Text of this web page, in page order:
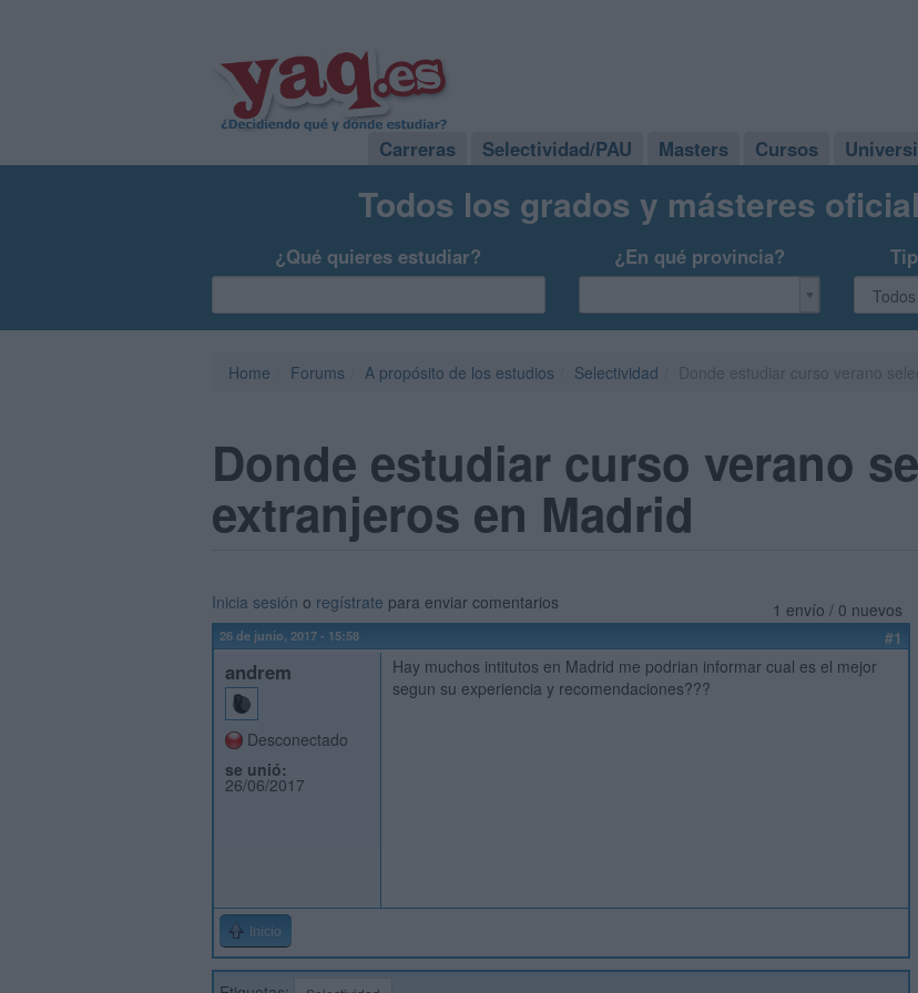
Carreras Selectividad/PAU Masters Cursos
Todos los grados y másteres
¿Qué quieres estudiar? ¿En qué provincia?
Home Forums A propósito de los estudios Selectividad
Donde estudiar curso verano
extranjeros en Madrid
1 envío / 0 nuevos
Inicia sesión o regístrate para enviar comentarios
26 de junio, 2017 - 15:58 #1
andrem
Desconectado
se unió:
26/06/2017
Hay muchos intitutos en Madrid me podrian informar cual es el mejor
segun su experiencia y recomendaciones???
Inicio